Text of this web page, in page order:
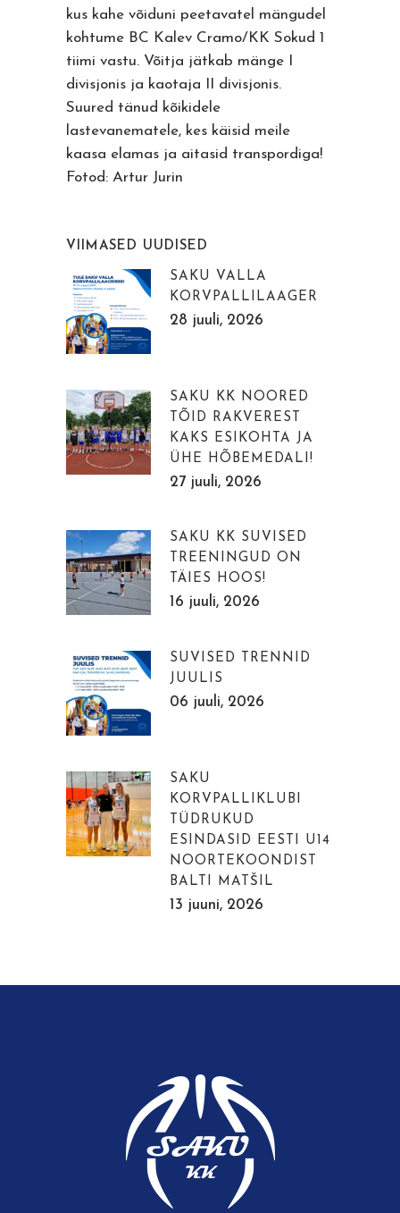
kus kahe võiduni peetavatel mängudel
kohtume BC Kalev Cramo/KK Sokud 1
tiimi vastu. Võitja jätkab mänge I
divisjonis ja kaotaja II divisjonis.
Suured tänud kõikidele
lastevanematele, kes käisid meile
kaasa elamas ja aitasid transpordiga!
Fotod: Artur Jurin
VIIMASED UUDISED
SAKU VALLA
KORVPALLILAAGER
28 juuli, 2026
SAKU KK NOORED
TÕID RAKVEREST
KAKS ESIKOHTA JA
ÜHE HÕBEMEDALI!
27 juuli, 2026
SAKU KK SUVISED
TREENINGUD ON
TÄIES HOOS!
16 juuli, 2026
SUVISED TRENNID
JUULIS
06 juuli, 2026
SAKU
KORVPALLIKLUBI
TÜDRUKUD
ESINDASID EESTI U14
NOORTEKOONDIST
BALTI MATŠIL
13 juuni, 2026